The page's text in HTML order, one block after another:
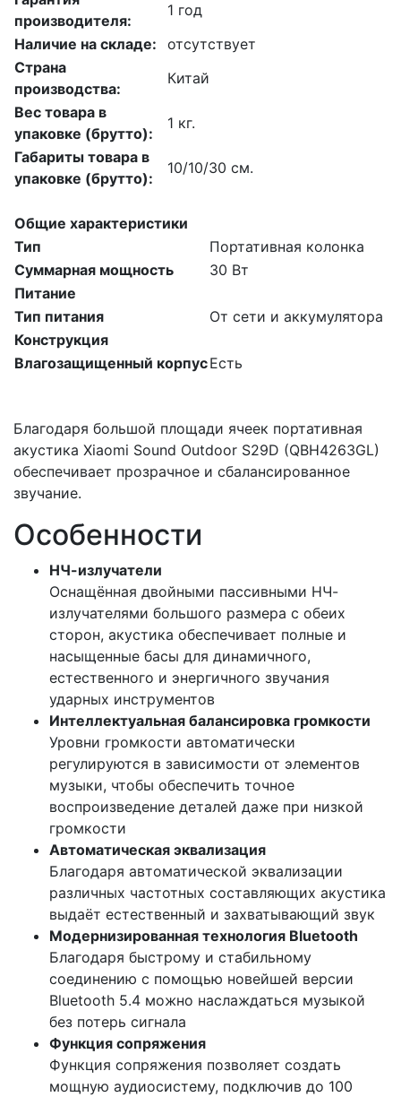
Благодаря большой площади ячеек портативная
акустика Xiaomi Sound Outdoor S29D (QBH4263GL)
обеспечивает прозрачное и сбалансированное
звучание.
Особенности
НЧ-излучатели
Оснащённая двойными пассивными НЧ-
излучателями большого размера с обеих
сторон, акустика обеспечивает полные и
насыщенные басы для динамичного,
естественного и энергичного звучания
ударных инструментов
Интеллектуальная балансировка громкости
Уровни громкости автоматически
регулируются в зависимости от элементов
музыки, чтобы обеспечить точное
воспроизведение деталей даже при низкой
громкости
Автоматическая эквализация
Благодаря автоматической эквализации
различных частотных составляющих акустика
выдаёт естественный и захватывающий звук
Модернизированная технология Bluetooth
Благодаря быстрому и стабильному
соединению с помощью новейшей версии
Bluetooth 5.4 можно наслаждаться музыкой
без потерь сигнала
Функция сопряжения
Функция сопряжения позволяет создать
мощную аудиосистему, подключив до 100
производителя:
1 год
Наличие на складе:
отсутствует
Страна
производства:
Китай
Вес товара в
упаковке (брутто):
1 кг.
Габариты товара в
упаковке (брутто):
10/10/30 см.
Общие характеристики
Тип
Портативная колонка
Суммарная мощность
30 Вт
Питание
Тип питания
От сети и аккумулятора
Конструкция
Влагозащищенный корпусЕсть